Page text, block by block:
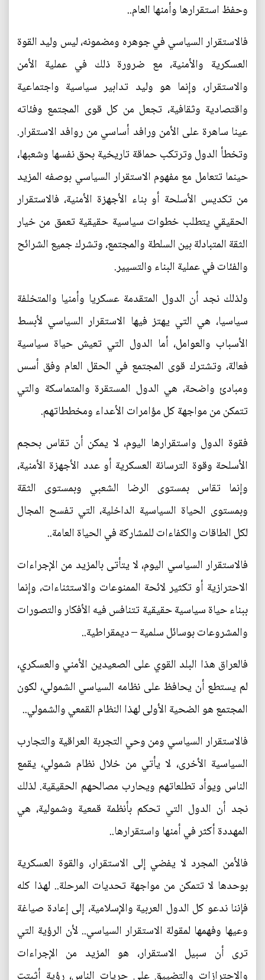
وحفظ استقرارها وأمنها العام..
فالاستقرار السياسي في جوهره ومضمونه، ليس وليد القوة
العسكرية والأمنية، مع ضرورة ذلك في عملية الأمن
والاستقرار، وإنما هو وليد تدابير سياسية واجتماعية
واقتصادية وثقافية، تجعل من كل قوى المجتمع وفئاته
عينا ساهرة على الأمن ورافد أساسي من روافد الاستقرار.
وتخطأ الدول وترتكب حماقة تاريخية بحق نفسها وشعبها،
حينما تتعامل مع مفهوم الاستقرار السياسي بوصفه المزيد
من تكديس الأسلحة أو بناء الأجهزة الأمنية، فالاستقرار
الحقيقي يتطلب خطوات سياسية حقيقية تعمق من خيار
الثقة المتبادلة بين السلطة والمجتمع، وتشرك جميع الشرائح
والفئات في عملية البناء والتسيير.
ولذلك نجد أن الدول المتقدمة عسكريا وأمنيا والمتخلفة
سياسيا، هي التي يهتز فيها الاستقرار السياسي لأبسط
الأسباب والعوامل، أما الدول التي تعيش حياة سياسية
فعالة، وتشترك قوى المجتمع في الحقل العام وفق أسس
ومبادئ واضحة، هي الدول المستقرة والمتماسكة والتي
تتمكن من مواجهة كل مؤامرات الأعداء ومخططاتهم.
فقوة الدول واستقرارها اليوم، لا يمكن أن تقاس بحجم
الأسلحة وقوة الترسانة العسكرية أو عدد الأجهزة الأمنية،
وإنما تقاس بمستوى الرضا الشعبي وبمستوى الثقة
وبمستوى الحياة السياسية الداخلية، التي تفسح المجال
لكل الطاقات والكفاءات للمشاركة في الحياة العامة..
فالاستقرار السياسي اليوم، لا يتأتى بالمزيد من الإجراءات
الاحترازية أو تكثير لائحة الممنوعات والاستثناءات، وإنما
ببناء حياة سياسية حقيقية تتنافس فيه الأفكار والتصورات
والمشروعات بوسائل سلمية – ديمقراطية..
فالعراق هذا البلد القوي على الصعيدين الأمني والعسكري،
لم يستطع أن يحافظ على نظامه السياسي الشمولي، لكون
المجتمع هو الضحية الأولى لهذا النظام القمعي والشمولي..
فالاستقرار السياسي ومن وحي التجربة العراقية والتجارب
السياسية الأخرى، لا يأتي من خلال نظام شمولي، يقمع
الناس ويوأد تطلعاتهم ويحارب مصالحهم الحقيقية. لذلك
نجد أن الدول التي تحكم بأنظمة قمعية وشمولية، هي
المهددة أكثر في أمنها واستقرارها..
فالأمن المجرد لا يفضي إلى الاستقرار، والقوة العسكرية
بوحدها لا تتمكن من مواجهة تحديات المرحلة.. لهذا كله
فإننا ندعو كل الدول العربية والإسلامية، إلى إعادة صياغة
وعيها وفهمها لمقولة الاستقرار السياسي.. لأن الرؤية التي
ترى أن سبيل الاستقرار، هو المزيد من الإجراءات